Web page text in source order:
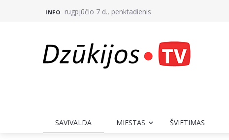
INFO rugpjūčio 7 d., penktadienis
SAVIVALDA MIESTAS ŠVIETIMAS